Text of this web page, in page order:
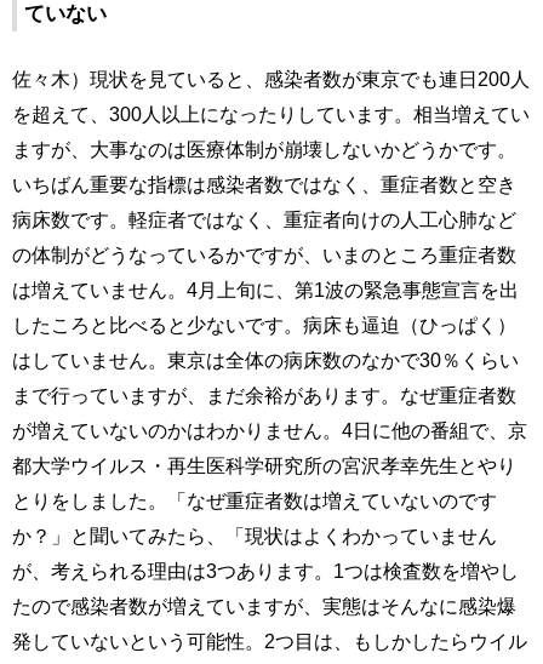
ていない
佐々木）現状を見ていると、感染者数が東京でも連日200人
を超えて、300人以上になったりしています。相当増えてい
ますが、大事なのは医療体制が崩壊しないかどうかです。
いちばん重要な指標は感染者数ではなく、重症者数と空き
病床数です。軽症者ではなく、重症者向けの人工心肺など
の体制がどうなっているかですが、いまのところ重症者数
は増えていません。4月上旬に、第1波の緊急事態宣言を出
したころと比べると少ないです。病床も逼迫（ひっぱく）
はしていません。東京は全体の病床数のなかで30％くらい
まで行っていますが、まだ余裕があります。なぜ重症者数
が増えていないのかはわかりません。4日に他の番組で、京
都大学ウイルス・再生医科学研究所の宮沢孝幸先生とやり
とりをしました。「なぜ重症者数は増えていないのです
か？」と聞いてみたら、「現状はよくわかっていません
が、考えられる理由は3つあります。1つは検査数を増やし
たので感染者数が増えていますが、実態はそんなに感染爆
発していないという可能性。2つ目は、もしかしたらウイル